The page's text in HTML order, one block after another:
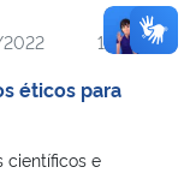
10:04
éticos para
científicos e